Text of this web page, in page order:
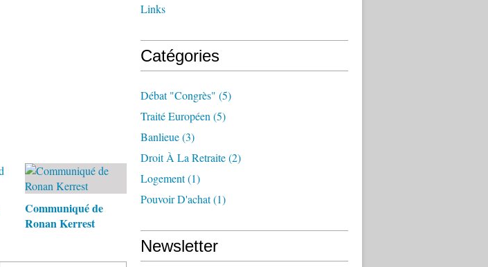
Communiqué de
Ronan Kerrest
Links
Catégories
Débat "congrès" (5)
Traité Européen (5)
Banlieue(3)
Droit À La Retraite(2)
Logement(1)
Pouvoir D'achat(1)
Newsletter